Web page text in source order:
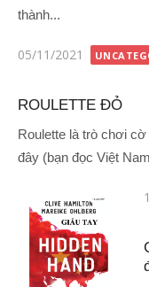
thành...
Đăng
05/11/2021
ROULETTE ĐỎ
Roulette là trò chơi
đây (bạn đọc Việt